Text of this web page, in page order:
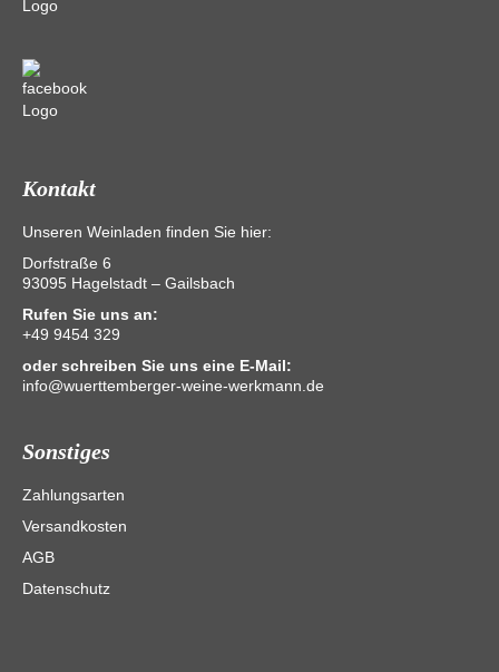
Kontakt
Unseren Weinladen finden Sie hier:
Dorfstraße 6
93095 Hagelstadt – Gailsbach
Rufen Sie uns an:
+49 9454 329
oder schreiben Sie uns eine E-Mail:
info@wuerttemberger-weine-werkmann.de
Sonstiges
Zahlungsarten
Versandkosten
AGB
Datenschutz